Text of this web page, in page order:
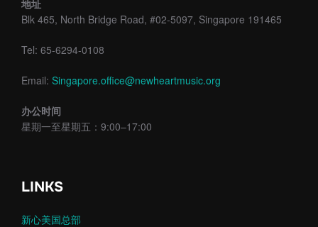
地址
Blk 465, North Bridge Road, #02-5097, Singapore 191465
Tel: 65-6294-0108
Email: Singapore.office@newheartmusic.org
办公时间
星期一至星期五：9:00–17:00
LINKS
新心美国总部